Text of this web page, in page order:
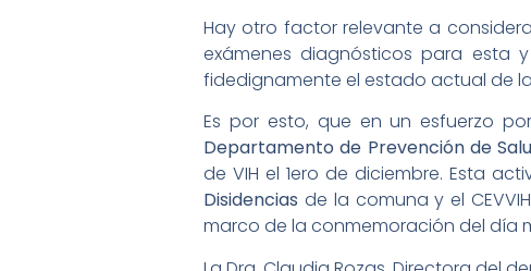
Hay otro factor relevante a
exámenes diagnósticos para esta
fidedignamente el estado actual de la
Es por esto, que en un esfuerzo
Departamento de Prevención de
de VIH el 1ero de diciembre. Esta
Disidencias de la comuna y el
marco de la conmemoración del día